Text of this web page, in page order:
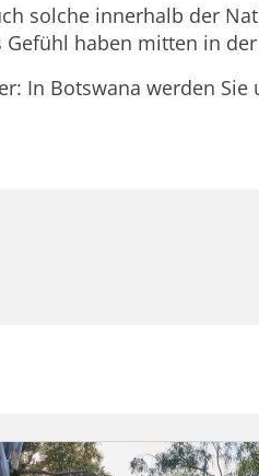
solche innerhalb der
haben mitten in
In Botswana werden